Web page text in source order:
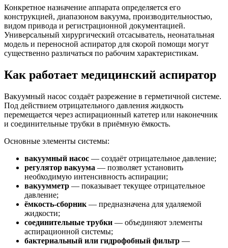
Конкретное назначение аппарата определяется его
конструкцией, диапазоном вакуума, производительностью,
видом привода и регистрационной документацией.
Универсальный хирургический отсасыватель, неонатальная
модель и переносной аспиратор для скорой помощи могут
существенно различаться по рабочим характеристикам.
Как работает медицинский аспиратор
Вакуумный насос создаёт разрежение в герметичной системе.
Под действием отрицательного давления жидкость
перемещается через аспирационный катетер или наконечник
и соединительные трубки в приёмную ёмкость.
Основные элементы системы:
вакуумный насос — создаёт отрицательное давление;
регулятор вакуума — позволяет установить
необходимую интенсивность аспирации;
вакуумметр — показывает текущее отрицательное
давление;
ёмкость-сборник — предназначена для удаляемой
жидкости;
соединительные трубки — объединяют элементы
аспирационной системы;
бактериальный или гидрофобный фильтр —